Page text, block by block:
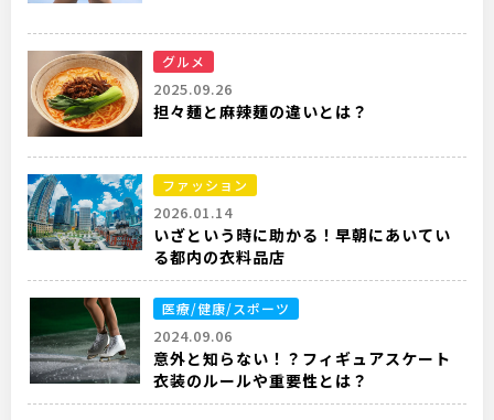
グルメ
2025.09.26
担々麺と麻辣麺の違いとは？
ファッション
2026.01.14
いざという時に助かる！早朝にあいてい
る都内の衣料品店
医療/健康/スポーツ
2024.09.06
意外と知らない！？フィギュアスケート
衣装のルールや重要性とは？